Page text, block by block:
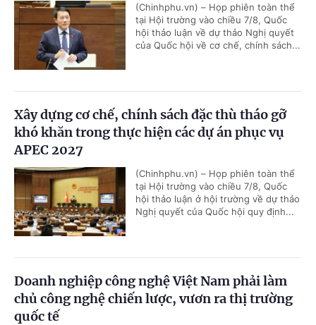
(Chinhphu.vn) – Họp phiên toàn thể
tại Hội trường vào chiều 7/8, Quốc
hội thảo luận về dự thảo Nghị quyết
của Quốc hội về cơ chế, chính sách...
Xây dựng cơ chế, chính sách đặc thù tháo gỡ
khó khăn trong thực hiện các dự án phục vụ
APEC 2027
(Chinhphu.vn) – Họp phiên toàn thể
tại Hội trường vào chiều 7/8, Quốc
hội thảo luận ở hội trường về dự thảo
Nghị quyết của Quốc hội quy định...
Doanh nghiệp công nghệ Việt Nam phải làm
chủ công nghệ chiến lược, vươn ra thị trường
quốc tế